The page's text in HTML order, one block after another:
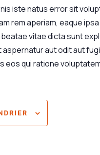
iste natus error sit
rem aperiam, eaque
vitae dicta sunt
aut odit aut
eos qui ratione